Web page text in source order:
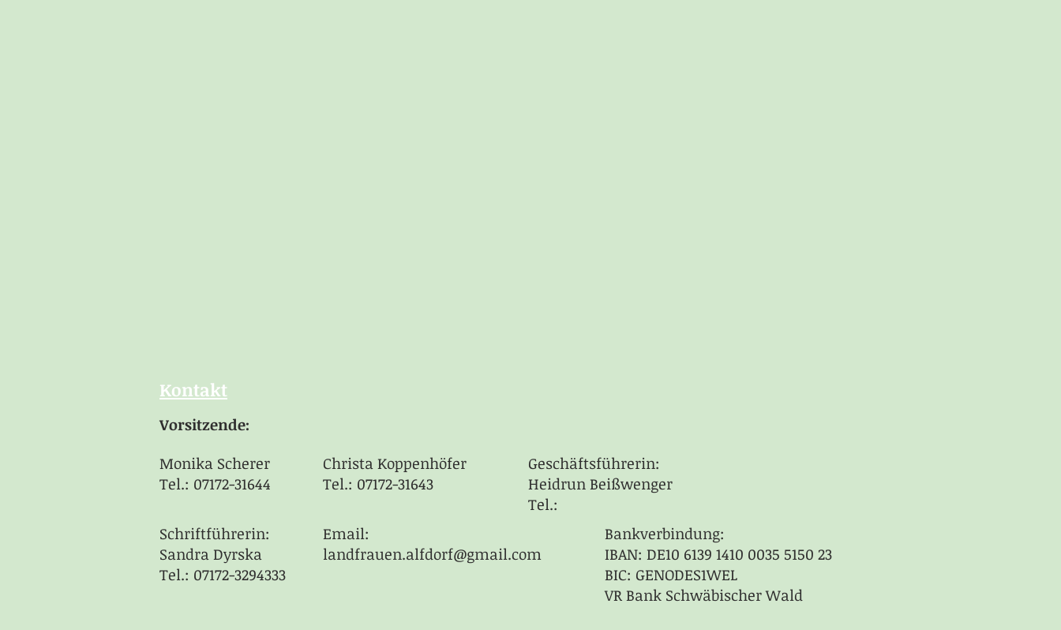
Kontakt
Vorsitzende:
Monika Scherer​
Tel.: 07172-31644
Christa Koppenhöfer
Tel.: 07172-31643
Geschäftsführerin:
Heidrun Beißwenger
Tel.:
Schriftführerin:
Sandra Dyrska
Tel.: 07172-3294333
Email:
landfrauen.alfdorf@gmail.com
Bankverbindung:
IBAN: DE10 6139 1410 0035 5150 23
BIC: GENODES1WEL
VR Bank Schwäbischer Wald